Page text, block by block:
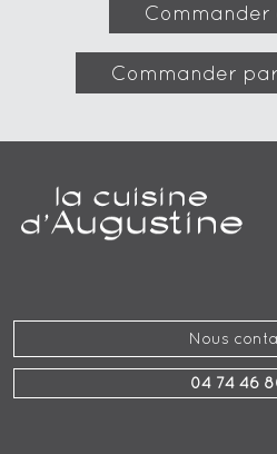
Commander
Commander
Nous
04 74 46